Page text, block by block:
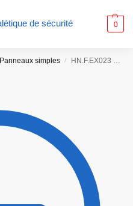
0
Panneaux simples / HN.F.EX023 – Extincteur Classe B – CO2